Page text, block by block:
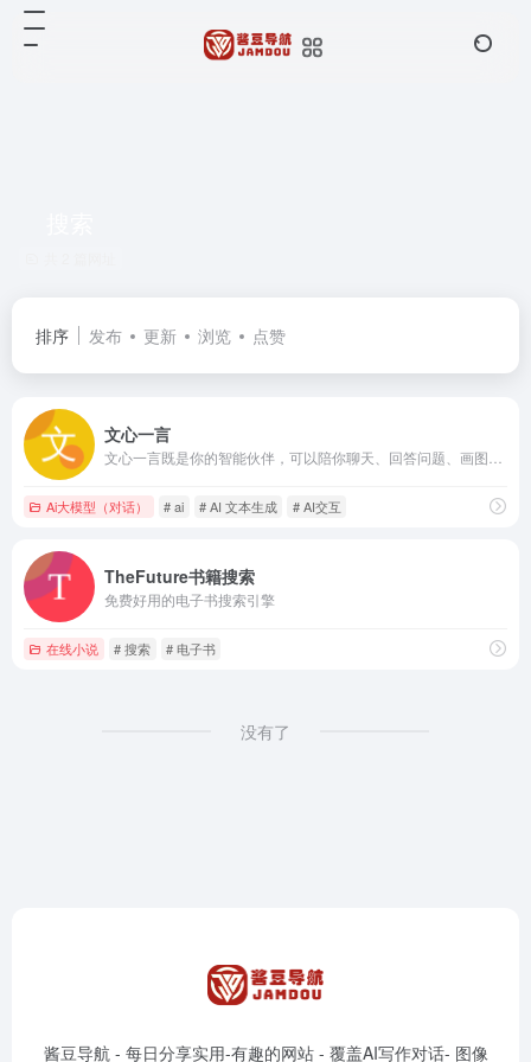
排序 发布 更新 浏览 点赞
文心一言
Ai大模型（对话） # ai # AI 文本生成 # AI交互
TheFuture书籍搜索
免费好用的电子书搜索引擎
在线小说 # 搜索 # 电子书
没有了
酱豆导航 - 每日分享实用-有趣的网站 - 覆盖AI写作对话- 图像